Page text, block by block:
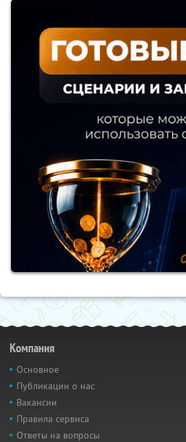
Компания
Основное
Публикации о нас
Вакансии
Правила сервиса
Ответы на вопросы